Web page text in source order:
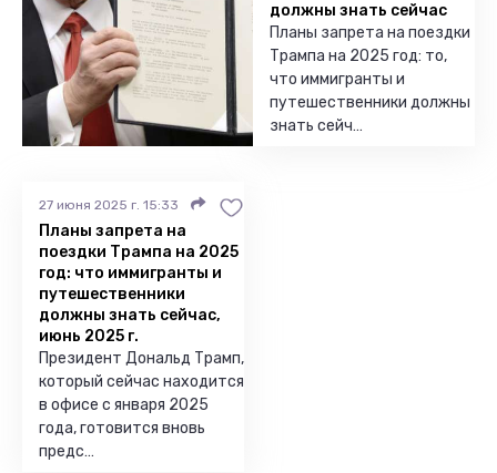
должны знать сейчас
Планы запрета на поездки
Трампа на 2025 год: то,
что иммигранты и
путешественники должны
знать сейч…
27 июня 2025 г. 15:33
Планы запрета на
поездки Трампа на 2025
год: что иммигранты и
путешественники
должны знать сейчас,
июнь 2025 г.
Президент Дональд Трамп,
который сейчас находится
в офисе с января 2025
года, готовится вновь
предс…